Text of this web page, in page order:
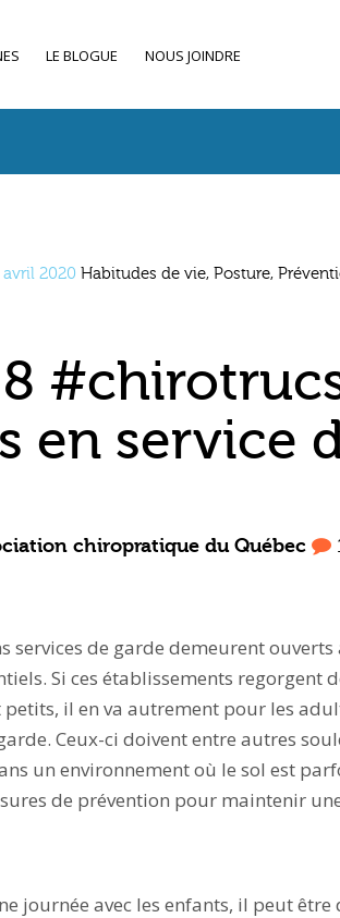
LE BLOGUE NOUS JOINDRE
2020 Habitudes de vie, Posture,
en service
chiropratique du Québec
services de garde demeurent
Si ces établissements regorgent
il en va autrement pour les
Ceux-ci doivent entre autres
un environnement où le sol est
de prévention pour maintenir
journée avec les enfants, il peut